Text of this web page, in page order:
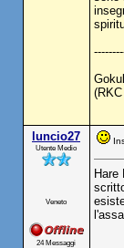
luncio27
Utente Medio
Veneto
24 Messaggi
Hare